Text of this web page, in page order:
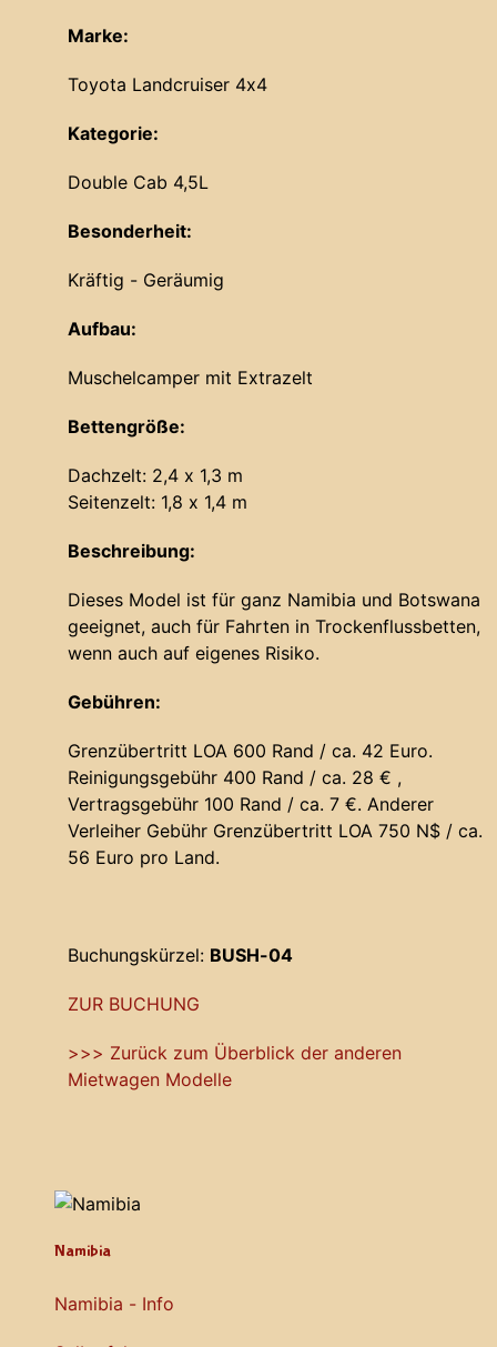
Marke:
Toyota Landcruiser 4x4
Kategorie:
Double Cab 4,5L
Besonderheit:
Kräftig - Geräumig
Aufbau:
Muschelcamper mit Extrazelt
Bettengröße:
Dachzelt: 2,4 x 1,3 m
Seitenzelt: 1,8 x 1,4 m
Beschreibung:
Dieses Model ist für ganz Namibia und Botswana
geeignet, auch für Fahrten in Trockenflussbetten,
wenn auch auf eigenes Risiko.
Gebühren:
Grenzübertritt LOA 600 Rand / ca. 42 Euro.
Reinigungsgebühr 400 Rand / ca. 28 € ,
Vertragsgebühr 100 Rand / ca. 7 €. Anderer
Verleiher Gebühr Grenzübertritt LOA 750 N$ / ca.
56 Euro pro Land.
Buchungskürzel: BUSH-04
ZUR BUCHUNG
>>> Zurück zum Überblick der anderen
Mietwagen Modelle
Namibia
Namibia - Info